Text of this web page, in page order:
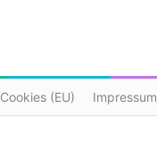
Cookies (EU) Impressum